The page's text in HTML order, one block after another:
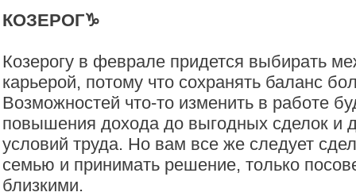
КОЗЕРОГ♑️
Козерогу в феврале придется выбирать
карьерой, потому что сохранять баланс
Возможностей что-то изменить в работе
повышения дохода до выгодных сделок и
условий труда. Но вам все же следует
семью и принимать решение, только
близкими.